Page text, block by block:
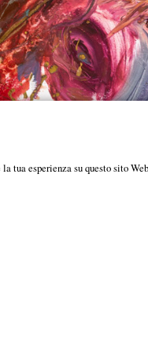
esperienza su questo sito